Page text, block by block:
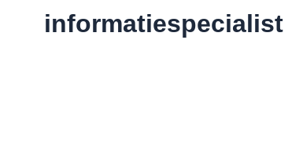
informatiespecialist